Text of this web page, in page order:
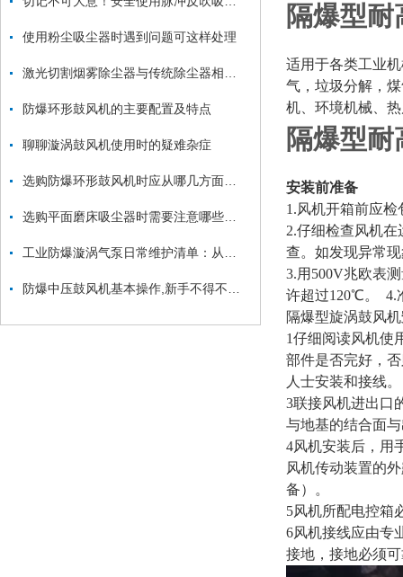
使用粉尘吸尘器时遇到问题可这样处理
防爆环形鼓风机的主要配置及特点
聊聊漩涡鼓风机使用时的疑难杂症
隔爆型
适用于各类工业
气，垃圾分解，
机、环境机械、
隔爆型
安装前准备
1.风机开箱前应
2.仔细检查风机
查。如发现异常
3.用500V兆欧表
许超过120℃。 4.
隔爆型旋涡鼓风机
1仔细阅读风机使
部件是否完好，
人士安装和接线
3联接风机进出口
与地基的结合面
4风机安装后，用
风机传动装置的
备）。
5风机所配电控箱
6风机接线应由专
接地，接地必须